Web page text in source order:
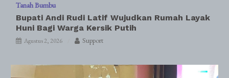
Tanah Bumbu
Bupati Andi Rudi Latif Wujudkan Rumah Layak
Huni Bagi Warga Kersik Putih
Agustus 2, 2026 Support